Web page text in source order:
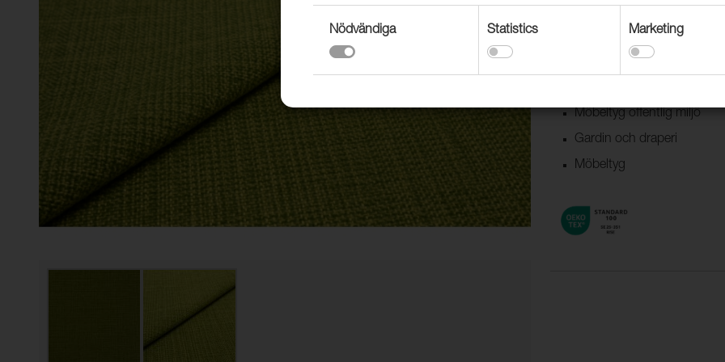
Användningsområden
Dekorationstextil
Möbeltyg offentlig miljö
Gardin och draperi
Möbeltyg
Nödvändiga Statistics Marketing